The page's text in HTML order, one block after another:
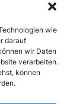
wie
darauf
wir Daten
verarbeiten.
können